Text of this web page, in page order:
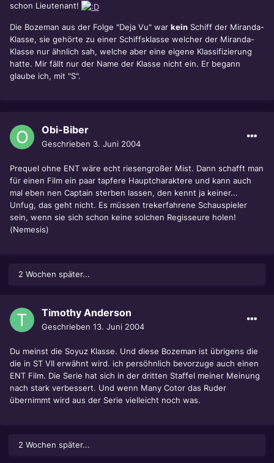
schon Lieutenant!
Die Bozeman aus der Folge "Deja Vu" war kein Schiff der Miranda-
Klasse, sie gehörte zu einer Schiffsklasse welcher der Miranda-
Klasse nur ähnlich sah, welche aber eine eigene Klassifizierung
hatte. Mir fällt nur der Name der Klasse nicht ein. Er begann
glaube ich, mit "S".
Obi-Biber
Geschrieben 3. Juni 2004
Prequel ohne ENT wäre echt riesengroßer Mist. Dann schafft man
für einen Film ein paar tapfere Hauptcharaktere und kann auch
mal eben nen Captain sterben lassen, den kennt ja keiner...
Unfug, das geht nicht. Es müssen trekerfahrene Schauspieler
sein, wenn sie sich schon keine solchen Regisseure holen!
(Nemesis)
2 Wochen später...
Timothy Anderson
Geschrieben 13. Juni 2004
Du meinst die Soyuz Klasse. Und diese Bozeman ist übrigens die
die in ST VII erwähnt wird. ich persöhnlich bevorzuge auch einen
ENT Film. Die Serie hat sich in der dritten Staffel meiner Meinung
nach stark verbessert. Und wenn Many Cotor das Ruder
übernimmt wird aus der Serie vielleicht noch was.
2 Wochen später...